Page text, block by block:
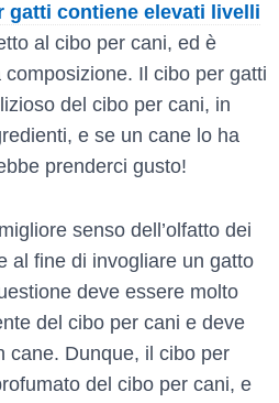
gatti contiene elevati livelli
al cibo per cani, ed è
Il cibo per gatti
del cibo per cani, in
e se un cane lo ha
prenderci gusto!
senso dell’olfatto dei
al fine di invogliare un gatto
deve essere molto
del cibo per cani e deve
cane. Dunque, il cibo per
del cibo per cani, e